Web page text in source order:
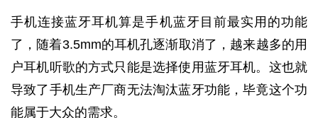
手机连接蓝牙耳机算是手机蓝牙目前最实用的功能
了，随着3.5mm的耳机孔逐渐取消了，越来越多的用
户耳机听歌的方式只能是选择使用蓝牙耳机。这也就
导致了手机生产厂商无法淘汰蓝牙功能，毕竟这个功
能属于大众的需求。